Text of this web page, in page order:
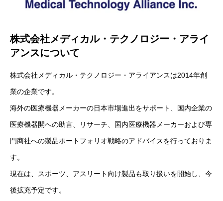
株式会社メディカル・テクノロジー・アライ
アンスについて
株式会社メディカル・テクノロジー・アライアンスは2014年創
業の企業です。
海外の医療機器メーカーの日本市場進出をサポート、国内企業の
医療機器開への助言、リサーチ、国内医療機器メーカーおよび専
門商社への製品ポートフォリオ戦略のアドバイスを行っておりま
す。
現在は、スポーツ、アスリート向け製品も取り扱いを開始し、今
後拡充予定です。